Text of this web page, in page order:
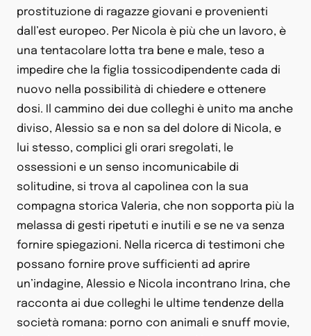
prostituzione di ragazze giovani e provenienti
dall’est europeo. Per Nicola è più che un lavoro, è
una tentacolare lotta tra bene e male, teso a
impedire che la figlia tossicodipendente cada di
nuovo nella possibilità di chiedere e ottenere
dosi. Il cammino dei due colleghi è unito ma anche
diviso, Alessio sa e non sa del dolore di Nicola, e
lui stesso, complici gli orari sregolati, le
ossessioni e un senso incomunicabile di
solitudine, si trova al capolinea con la sua
compagna storica Valeria, che non sopporta più la
melassa di gesti ripetuti e inutili e se ne va senza
fornire spiegazioni. Nella ricerca di testimoni che
possano fornire prove sufficienti ad aprire
un’indagine, Alessio e Nicola incontrano Irina, che
racconta ai due colleghi le ultime tendenze della
società romana: porno con animali e snuff movie,